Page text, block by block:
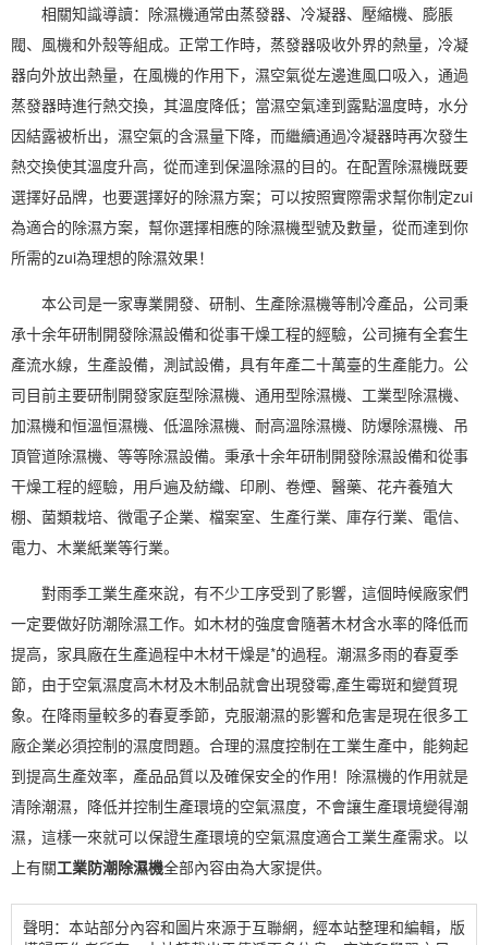
相關知識導讀：除濕機通常由蒸發器、冷凝器、壓縮機、膨脹
閥、風機和外殼等組成。正常工作時，蒸發器吸收外界的熱量，冷凝
器向外放出熱量，在風機的作用下，濕空氣從左邊進風口吸入，通過
蒸發器時進行熱交換，其溫度降低；當濕空氣達到露點溫度時，水分
因結露被析出，濕空氣的含濕量下降，而繼續通過冷凝器時再次發生
熱交換使其溫度升高，從而達到保溫除濕的目的。在配置除濕機既要
選擇好品牌，也要選擇好的除濕方案；可以按照實際需求幫你制定zui
為適合的除濕方案，幫你選擇相應的除濕機型號及數量，從而達到你
所需的zui為理想的除濕效果！
本公司是一家專業開發、研制、生產除濕機等制冷產品，公司秉
承十余年研制開發除濕設備和從事干燥工程的經驗，公司擁有全套生
產流水線，生產設備，測試設備，具有年產二十萬臺的生產能力。公
司目前主要研制開發家庭型除濕機、通用型除濕機、工業型除濕機、
加濕機和恒溫恒濕機、 低溫除濕機、耐高溫除濕機、 防爆除濕機、吊
頂管道除濕機、等等除濕設備。秉承十余年研制開發除濕設備和從事
干燥工程的經驗，用戶遍及紡織、 印刷、卷煙、醫藥、花卉養殖大
棚、菌類栽培、微電子企業、檔案室、生產行業、庫存行業、電信、
電力、木業紙業等行業。
對雨季工業生產來說，有不少工序受到了影響，這個時候廠家們
一定要做好防潮除濕工作。如木材的強度會隨著木材含水率的降低而
提高，家具廠在生產過程中木材干燥是*的過程。潮濕多雨的春夏季
節，由于空氣濕度高木材及木制品就會出現發霉,產生霉斑和變質現
象。在降雨量較多的春夏季節，克服潮濕的影響和危害是現在很多工
廠企業必須控制的濕度問題。合理的濕度控制在工業生產中，能夠起
到提高生產效率，產品品質以及確保安全的作用！除濕機的作用就是
清除潮濕，降低并控制生產環境的空氣濕度，不會讓生產環境變得潮
濕，這樣一來就可以保證生產環境的空氣濕度適合工業生產需求。以
上有關工業防潮除濕機全部內容由為大家提供。
聲明：本站部分內容和圖片來源于互聯網，經本站整理和編輯，版